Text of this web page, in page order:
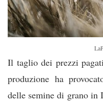
Il taglio dei prezzi
produzione ha
delle semine di grano